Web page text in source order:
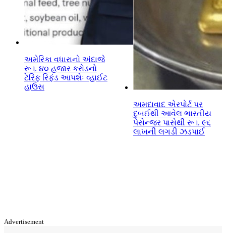
અમેરિકા વધારાનો અંદાજે
રૂ।. ૪૦ હજાર કરોડનો
ટેરિફ રિફંડ આપશેઃ વ્હાઈટ
હાઉસ
અમદાવાદ એરપોર્ટ પર
દુબઈથી આવેલ ભારતીય
પેસેન્જર પાસેથી રૂ।. ૯૬
લાખની લગડી ઝડપાઈ
Advertisement